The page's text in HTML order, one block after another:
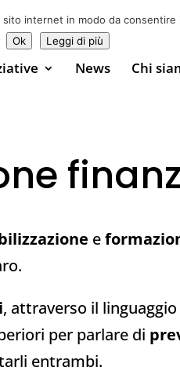
♥
News Chi
e
, attraverso il
per parlare di
entrambi.
internet in modo da
Ok
Leggi di più